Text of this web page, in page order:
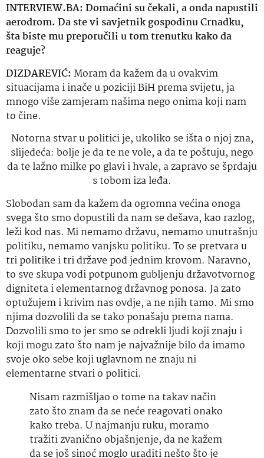
INTERVIEW.BA: Domaćini su čekali, a onda napustili
aerodrom. Da ste vi savjetnik gospodinu Crnadku,
šta biste mu preporučili u tom trenutku kako da
reaguje?
DIZDAREVIĆ:Moram da kažem da u ovakvim
situacijama i inače u poziciji BiH prema svijetu, ja
mnogo više zamjeram našima nego onima koji nam
to čine.
Notorna stvar u politici je, ukoliko se išta o njoj zna,
slijedeća: bolje je da te ne vole, a da te poštuju, nego
da te lažno milke po glavi i hvale, a zapravo se šprdaju
s tobom iza leđa.
Slobodan sam da kažem da ogromna većina onoga
svega što smo dopustili da nam se dešava, kao razlog,
leži kod nas. Mi nemamo državu, nemamo unutrašnju
politiku, nemamo vanjsku politiku. To se pretvara u
tri politike i tri države pod jednim krovom. Naravno,
to sve skupa vodi potpunom gubljenju državotvornog
digniteta i elementarnog državnog ponosa. Ja zato
optužujem i krivim nas ovdje, a ne njih tamo. Mi smo
njima dozvolili da se tako ponašaju prema nama.
Dozvolili smo to jer smo se odrekli ljudi koji znaju i
koji mogu zato što nam je najvažnije bilo da imamo
svoje oko sebe koji uglavnom ne znaju ni
elementarne stvari o politici.
Nisam razmišljao o tome na takav način
zato što znam da se neće reagovati onako
kako treba. U najmanju ruku, moramo
tražiti zvanično objašnjenje, da ne kažem
da se još sinoć moglo uraditi nešto što je